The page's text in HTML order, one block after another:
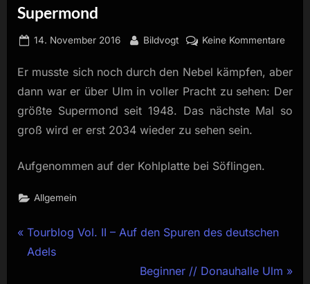
Supermond
Posted
14. November 2016 By
Bildvogt Keine Kommentarezu
Er musste sich noch durch den Nebel kämpfen, aber
dann war er über Ulm in voller Pracht zu sehen: Der
größte Supermond seit 1948. Das nächste Mal so
groß wird er erst 2034 wieder zu sehen sein.
Aufgenommen auf der Kohlplatte bei Söflingen.
Allgemein
Beitragsnavigation
P
r
Tourblog Vol. II – Auf den Spuren des deutschen
Adels
N
Beginner // Donauhalle Ulm